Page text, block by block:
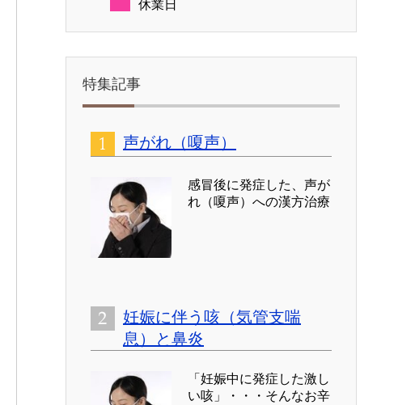
休業日
特集記事
声がれ（嗄声）
感冒後に発症した、声が
れ（嗄声）への漢方治療
妊娠に伴う咳（気管支喘
息）と鼻炎
「妊娠中に発症した激し
い咳」・・・そんなお辛